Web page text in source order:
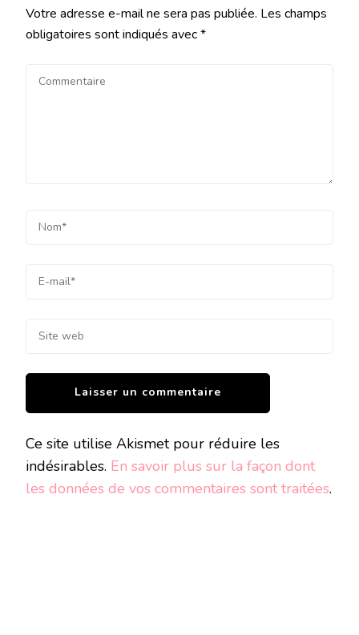
Votre adresse e-mail ne sera pas publiée. Les champs
obligatoires sont indiqués avec*
Ce site utilise Akismet pour réduire les
indésirables. En savoir plus sur la façon dont
les données de vos commentaires sont traitées.